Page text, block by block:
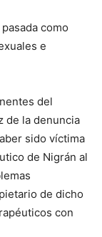
como
e
del
de la denuncia
sido víctima
de Nigrán al
de dicho
con